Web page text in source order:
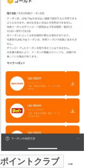
ポイントクラブ →